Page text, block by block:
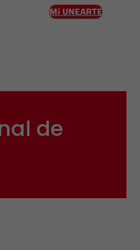
Mi UNEARTE
de